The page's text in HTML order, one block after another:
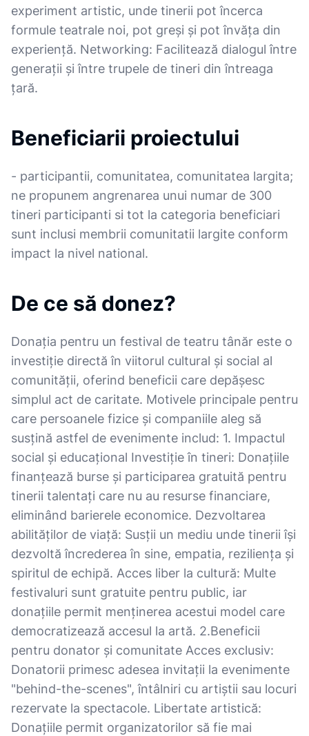
experiment artistic, unde tinerii pot încerca
formule teatrale noi, pot greși și pot învăța din
experiență. Networking: Facilitează dialogul între
generații și între trupele de tineri din întreaga
țară.
Beneficiarii proiectului
- participantii, comunitatea, comunitatea largita;
ne propunem angrenarea unui numar de 300
tineri participanti si tot la categoria beneficiari
sunt inclusi membrii comunitatii largite conform
impact la nivel national.
De ce să donez?
Donația pentru un festival de teatru tânăr este o
investiție directă în viitorul cultural și social al
comunității, oferind beneficii care depășesc
simplul act de caritate. Motivele principale pentru
care persoanele fizice și companiile aleg să
susțină astfel de evenimente includ: 1. Impactul
social și educațional Investiție în tineri: Donațiile
finanțează burse și participarea gratuită pentru
tinerii talentați care nu au resurse financiare,
eliminând barierele economice. Dezvoltarea
abilităților de viață: Susții un mediu unde tinerii își
dezvoltă încrederea în sine, empatia, reziliența și
spiritul de echipă. Acces liber la cultură: Multe
festivaluri sunt gratuite pentru public, iar
donațiile permit menținerea acestui model care
democratizează accesul la artă. 2.Beneficii
pentru donator și comunitate Acces exclusiv:
Donatorii primesc adesea invitații la evenimente
"behind-the-scenes", întâlniri cu artiștii sau locuri
rezervate la spectacole. Libertate artistică:
Donațiile permit organizatorilor să fie mai